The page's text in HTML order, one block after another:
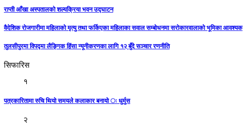
राप्ती आँखा अस्पतालको शल्यक्रिया भवन उद्घाटन
वैदेशिक रोजगारीमा महिलाको मृत्यु तथा फर्किएका महिलाका सवाल सम्बोधनमा सरोकारवालाको भूमिका आवश्यक
तुलसीपुरमा विपद्मा लैङ्गिक हिंसा न्यूनीकरणका लागि १२ बुँदे सञ्चार रणनीति
सिफारिस
१
पत्रकारितामा रुचि थियो समयले कलाकार बनायो ः धुर्मुस
२